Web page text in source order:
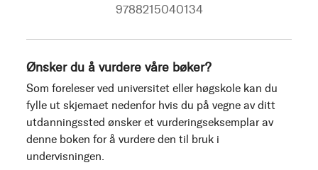
9788215040134
Ønsker du å vurdere våre bøker?
Som foreleser ved universitet eller høgskole kan du
fylle ut skjemaet nedenfor hvis du på vegne av ditt
utdanningssted ønsker et vurderingseksemplar av
denne boken for å vurdere den til bruk i
undervisningen.